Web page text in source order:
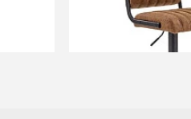
СООБЩИТЬ О
Временно